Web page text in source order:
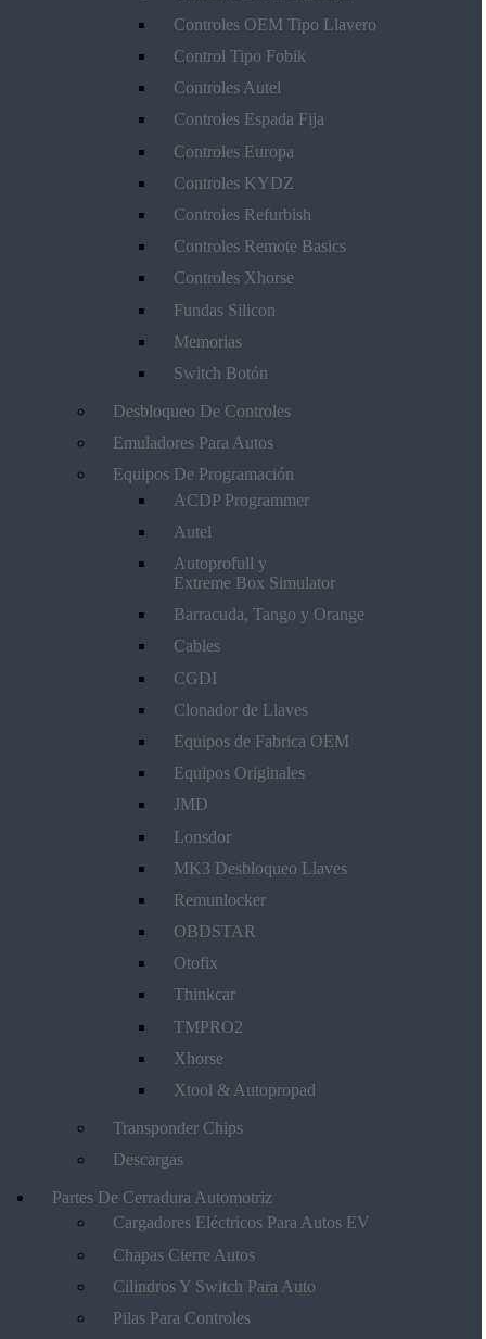
Controles OEM Tipo Llavero
Control Tipo Fobik
Controles Autel
Controles Espada Fija
Controles Europa
Controles KYDZ
Controles Refurbish
Controles Remote Basics
Controles Xhorse
Fundas Silicon
Memorias
Switch Botón
Desbloqueo De Controles
Emuladores Para Autos
Equipos De Programación
ACDP Programmer
Autel
Autoprofull y
Extreme Box Simulator
Barracuda, Tango y Orange
Cables
CGDI
Clonador de Llaves
Equipos de Fabrica OEM
Equipos Originales
JMD
Lonsdor
MK3 Desbloqueo Llaves
Remunlocker
OBDSTAR
Otofix
Thinkcar
TMPRO2
Xhorse
Xtool & Autopropad
Transponder Chips
Descargas
Partes De Cerradura Automotriz
Cargadores Eléctricos Para Autos EV
Chapas Cierre Autos
Cilindros Y Switch Para Auto
Pilas Para Controles